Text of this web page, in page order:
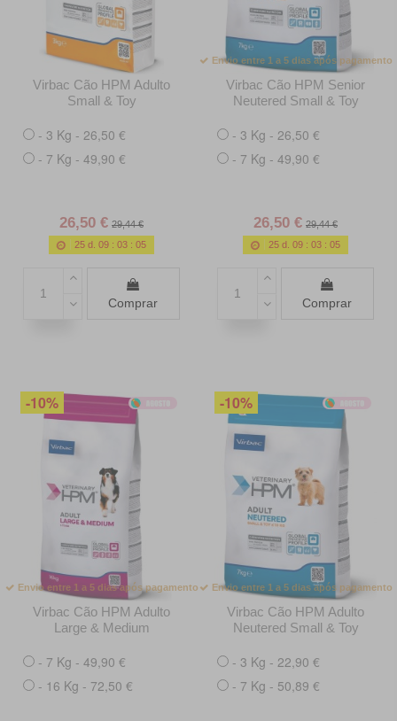
Virbac Cão HPM Adulto
Small & Toy
- 3 Kg - 26,50 €
- 7 Kg - 49,90 €
26,50 € 29,44 €
25 d. 09 :03 :04
Comprar
Envio entre 1 a 5 dias após pagamento
Virbac Cão HPM Senior
Neutered Small & Toy
- 3 Kg - 26,50 €
- 7 Kg - 49,90 €
26,50 € 29,44 €
25 d. 09 :03 :04
Comprar
-10%
Envio entre 1 a 5 dias após pagamento
Virbac Cão HPM Adulto
Large & Medium
- 7 Kg - 49,90 €
- 16 Kg - 72,50 €
-10%
Envio entre 1 a 5 dias após pagamento
Virbac Cão HPM Adulto
Neutered Small & Toy
- 3 Kg - 22,90 €
- 7 Kg - 50,89 €